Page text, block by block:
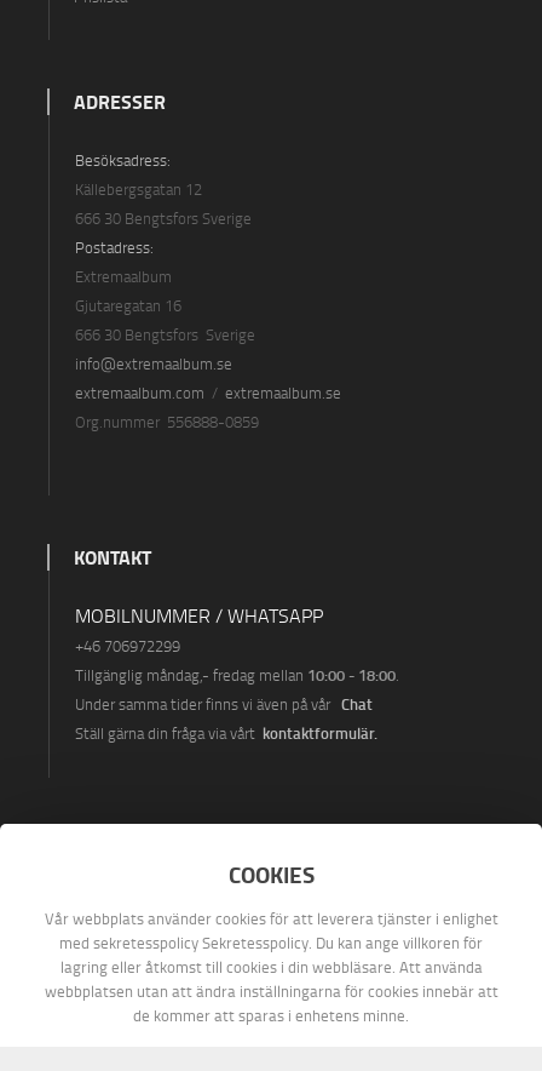
ADRESSER
Besöksadress:
Källebergsgatan 12
666 30 Bengtsfors Sverige
Postadress:
Extremaalbum
Gjutaregatan 16
666 30 Bengtsfors Sverige
info@extremaalbum.se
extremaalbum.com / extremaalbum.se
Org.nummer 556888-0859
KONTAKT
MOBILNUMMER / WHATSAPP
+46 706972299
Tillgänglig måndag,- fredag ​​mellan 10:00 - 18:00.
Under samma tider finns vi även på vår Chat
Ställ gärna din fråga via vårt kontaktformulär.
COOKIES
Vår webbplats använder cookies för att leverera tjänster i enlighet
med sekretesspolicy Sekretesspolicy. Du kan ange villkoren för
lagring eller åtkomst till cookies i din webbläsare. Att använda
webbplatsen utan att ändra inställningarna för cookies innebär att
de kommer att sparas i enhetens minne.